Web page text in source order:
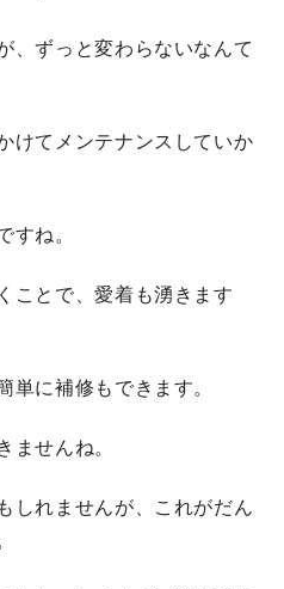
間コーディネート
度計算 全棟標準
の追求
だわり
、ずっと変わらないなんて
けてメンテナンスしていか
すね。
ことで、愛着も湧きます
単に補修もできます。
ませんね。
しれませんが、これがだん